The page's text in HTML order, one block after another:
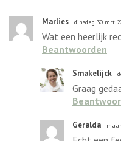
Marlies dinsdag 30 mrt
Wat een heerlijk
Beantwoorden
Smakelijck
Graag
Geralda